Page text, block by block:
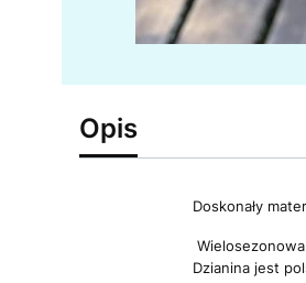
Opis
Doskonały
Dzianina jest